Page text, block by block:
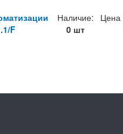
F
Наличие:
0 шт
Цена